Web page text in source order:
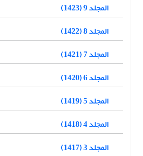
المجلد 9 (1423)
المجلد 8 (1422)
المجلد 7 (1421)
المجلد 6 (1420)
المجلد 5 (1419)
المجلد 4 (1418)
المجلد 3 (1417)